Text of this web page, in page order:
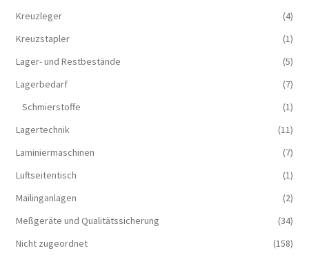
Kreuzleger
(4)
Kreuzstapler
(1)
Lager- und Restbestände
(5)
Lagerbedarf
(7)
Schmierstoffe
(1)
Lagertechnik
(11)
Laminiermaschinen
(7)
Luftseitentisch
(1)
Mailinganlagen
(2)
Meßgeräte und Qualitätssicherung
(34)
Nicht zugeordnet
(158)